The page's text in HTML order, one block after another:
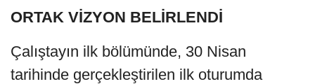
ORTAK VİZYON BELİRLENDİ
Çalıştayın ilk bölümünde, 30 Nisan
tarihinde gerçekleştirilen ilk oturumda